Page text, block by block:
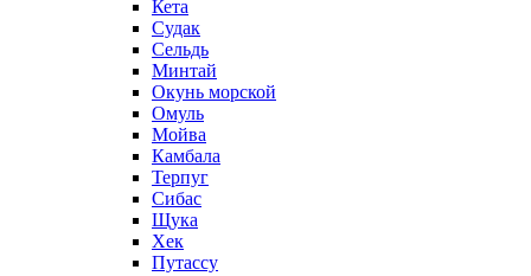
Кета
Судак
Сельдь
Минтай
Окунь морской
Омуль
Мойва
Камбала
Терпуг
Сибас
Щука
Хек
Путассу